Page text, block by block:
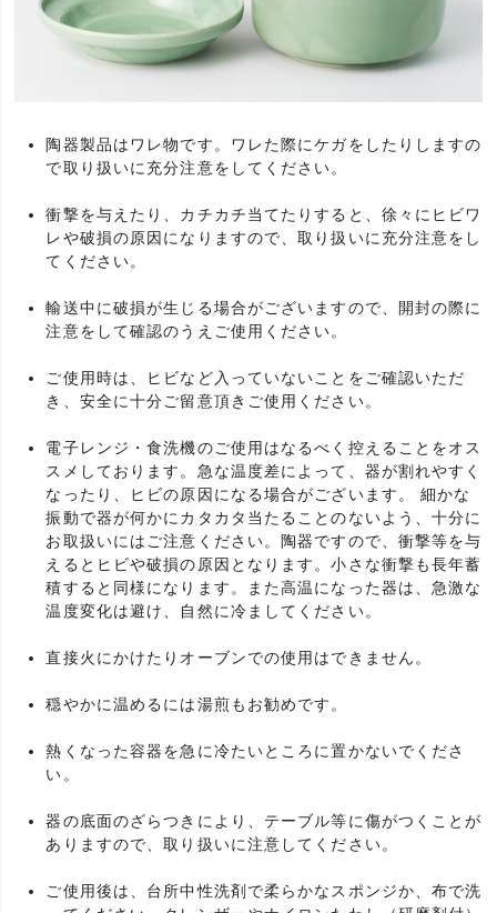
陶器製品はワレ物です。ワレた際にケガをしたりしますの
で取り扱いに充分注意をしてください。
衝撃を与えたり、カチカチ当てたりすると、徐々にヒビワ
レや破損の原因になりますので、取り扱いに充分注意をし
てください。
輸送中に破損が生じる場合がございますので、開封の際に
注意をして確認のうえご使用ください。
ご使用時は、ヒビなど入っていないことをご確認いただ
き、安全に十分ご留意頂きご使用ください。
電子レンジ・食洗機のご使用はなるべく控えることをオス
スメしております。急な温度差によって、器が割れやすく
なったり、ヒビの原因になる場合がございます。 細かな
振動で器が何かにカタカタ当たることのないよう、十分に
お取扱いにはご注意ください。陶器ですので、衝撃等を与
えるとヒビや破損の原因となります。小さな衝撃も長年蓄
積すると同様になります。また高温になった器は、急激な
温度変化は避け、自然に冷ましてください。
直接火にかけたりオーブンでの使用はできません。
穏やかに温めるには湯煎もお勧めです。
熱くなった容器を急に冷たいところに置かないでくださ
い。
器の底面のざらつきにより、テーブル等に傷がつくことが
ありますので、取り扱いに注意してください。
ご使用後は、台所中性洗剤で柔らかなスポンジか、布で洗